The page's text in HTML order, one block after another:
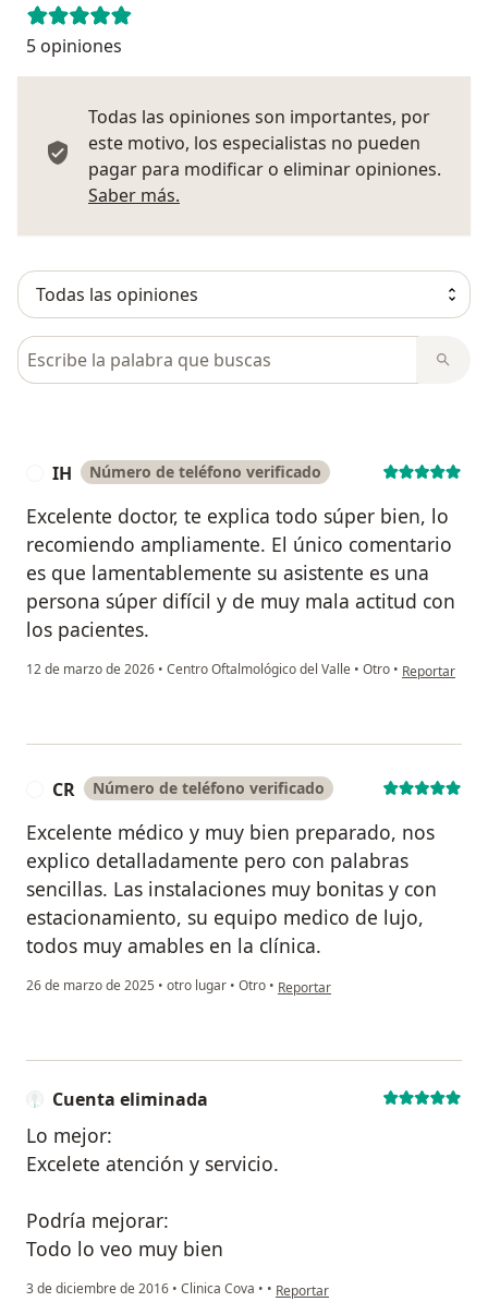
5 opiniones
Todas las opiniones son importantes, por
este motivo, los especialistas no pueden
pagar para modificar o eliminar opiniones.
Saber más.
Busca en opiniones
IH Número de teléfono verificado
Excelente doctor, te explica todo súper bien, lo
recomiendo ampliamente. El único comentario
es que lamentablemente su asistente es una
persona súper difícil y de muy mala actitud con
los pacientes.
12 de marzo de 2026 • Centro Oftalmológico del Valle • Otro • en opinión
Reportar
CR Número de teléfono verificado
Excelente médico y muy bien preparado, nos
explico detalladamente pero con palabras
sencillas. Las instalaciones muy bonitas y con
estacionamiento, su equipo medico de lujo,
todos muy amables en la clínica.
26 de marzo de 2025 • otro lugar • Otro • en opinión del usuario CR
Reportar
Cuenta eliminada
Lo mejor:
Excelete atención y servicio.
Podría mejorar:
Todo lo veo muy bien
3 de diciembre de 2016 • Clinica Cova • • en opinión del usuario Cuenta
Reportar